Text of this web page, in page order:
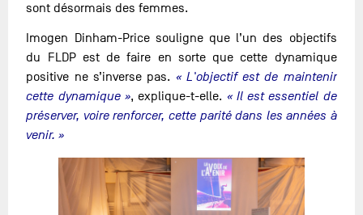
sont désormais des femmes.
Imogen Dinham-Price souligne que l’un des objectifs
du FLDP est de faire en sorte que cette dynamique
positive ne s’inverse pas. « L'objectif est de maintenir
cette dynamique », explique-t-elle. « Il est essentiel de
préserver, voire renforcer, cette parité dans les années à
venir. »